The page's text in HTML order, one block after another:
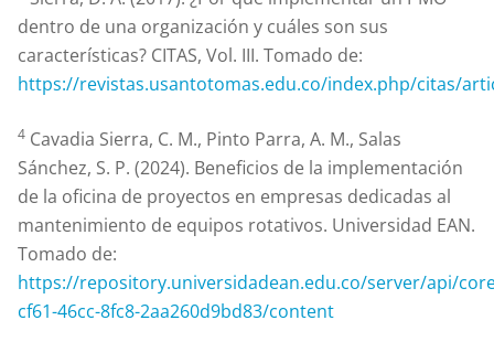
dentro de una organización y cuáles son sus
características? CITAS, Vol. III. Tomado de:
https://revistas.usantotomas.edu.co/index.php/citas/
4 Cavadia Sierra, C. M., Pinto Parra, A. M., Salas
Sánchez, S. P. (2024). Beneficios de la implementación
de la oficina de proyectos en empresas dedicadas al
mantenimiento de equipos rotativos. Universidad EAN.
Tomado de:
https://repository.universidadean.edu.co/server/api/
cf61-46cc-8fc8-2aa260d9bd83/content